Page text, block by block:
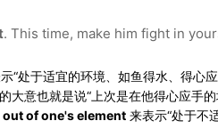
. This time, make him fight in
“处于适宜的环境、如鱼得水、得心
大意也就是说“上次是在他得心应手
out of one's element 来表示“处于不